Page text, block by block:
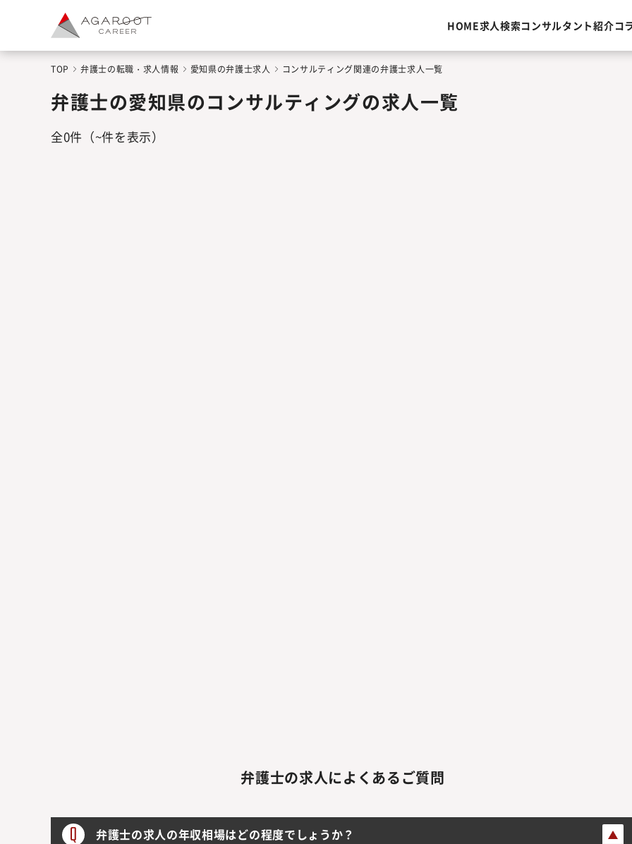
HOME求人検索コンサルタント紹介コ
TOP 弁護士の転職・求人情報 愛知県の弁護士求人 コンサルティング関連の弁護士求人一覧
弁護士の愛知県のコンサルティングの求人一覧
全0件 （~件を表示）
弁護士の求人によくあるご質問
弁護士の求人の年収相場はどの程度でしょうか？